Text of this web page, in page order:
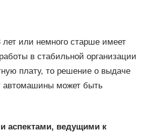
или немного старше имеет
в стабильной организации
плату, то решение о выдаче
автомашины может быть
аспектами, ведущими к